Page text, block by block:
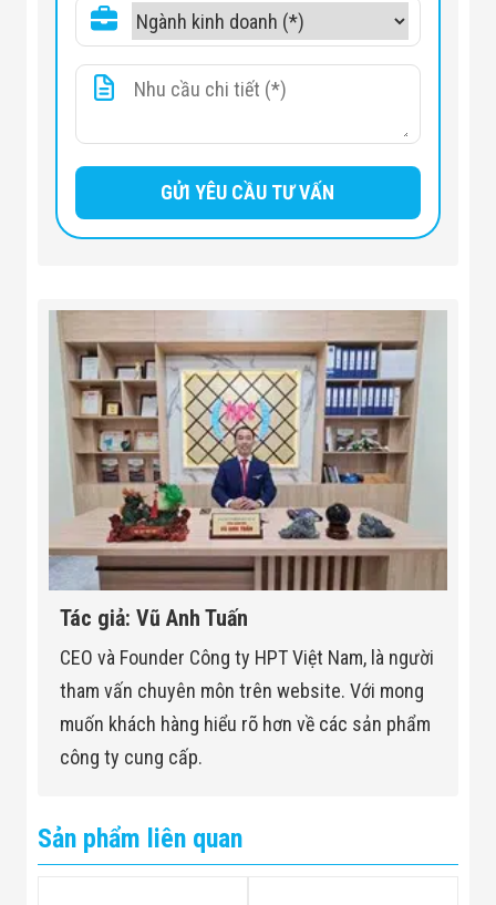
Tác giả: Vũ Anh Tuấn
CEO và Founder Công ty HPT Việt Nam, là người
tham vấn chuyên môn trên website. Với mong
muốn khách hàng hiểu rõ hơn về các sản phẩm
công ty cung cấp.
Sản phẩm liên quan